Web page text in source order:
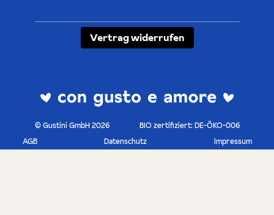
Vertrag widerrufen
© Gustini GmbH 2026
BIO zertifiziert: DE-ÖKO-006
AGB
Datenschutz Impressum